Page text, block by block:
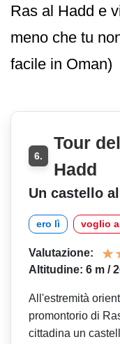
Ras al Hadd e
meno che tu
facile in Oman)
6.
Tour
Hadd
Un castello
ero lì voglio
Valutazione:
Altitudine: 6 m /
All'estremità
promontorio di
cittadina un